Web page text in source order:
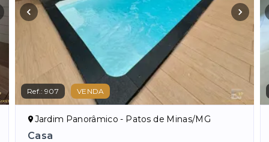
Ref.:907 VENDA
Jardim Panorâmico - Patos de Minas/MG
Casa